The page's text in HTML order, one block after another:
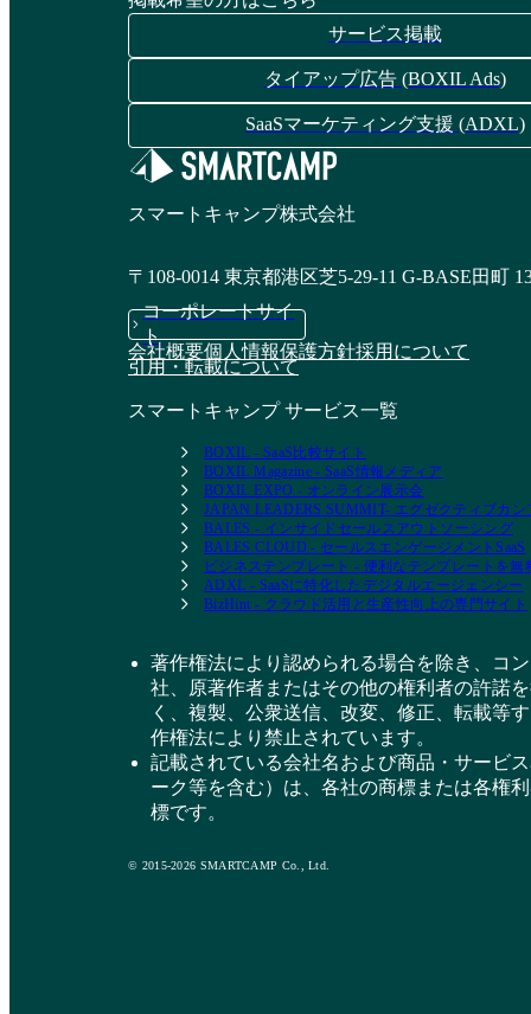
サービス掲載
タイアップ広告 (BOXIL Ads)
SaaSマーケティング支援 (ADXL)
スマートキャンプ株式会社
〒108-0014 東京都港区芝5-29-11 G-BASE田町
コーポレートサイ
ト
会社概要個人情報保護方針採用について
引用・転載について
スマートキャンプ サービス一覧
BOXIL - SaaS比較サイト
BOXIL Magazine - SaaS情報メディア
BOXIL EXPO - オンライン展示会
JAPAN LEADERS SUMMIT- エグゼクティブカン
BALES - インサイドセールスアウトソーシング
BALES CLOUD - セールスエンゲージメントSaaS
ビジネステンプレート - 便利なテンプレートを無
ADXL - SaaSに特化したデジタルエージェンシー
BizHint - クラウド活用と生産性向上の専門サイト
著作権法により認められる場合を除き、コ
社、原著作者またはその他の権利者の許諾
く、複製、公衆送信、改変、修正、転載等
作権法により禁止されています。
記載されている会社名および商品・サービ
ーク等を含む）は、各社の商標または各権
標です。
© 2015-2026 SMARTCAMP Co., Ltd.